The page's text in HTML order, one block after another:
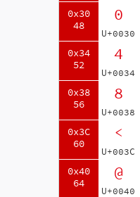
0x30
48
0x34
52
0x38
56
0x3C
60
0x40
64
0
U+0030
4
U+0034
8
U+0038
<
U+003C
@
U+0040